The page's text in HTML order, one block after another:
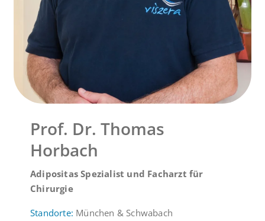
Prof. Dr. Thomas
Horbach
Adipositas Spezialist und Facharzt für
Chirurgie
Standorte: München & Schwabach